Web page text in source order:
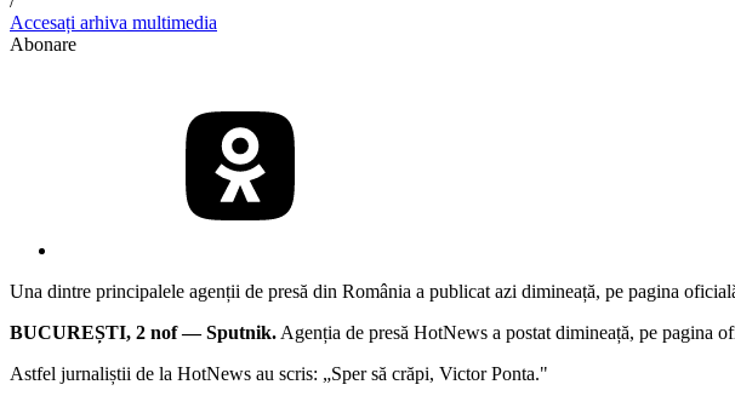
Accesați arhiva multimedia
Abonare
Una dintre principalele agenții de presă din România a publicat azi dimineață, pe pagina
BUCUREȘTI, 2 nof — Sputnik. Agenția de presă HotNews a postat dimineață, pe pagina
Astfel jurnaliștii de la HotNews au scris: „Sper să crăpi, Victor Ponta."